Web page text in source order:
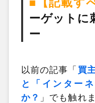
ーゲットに
ー
以前の記事「 買
と「インター
か？ 」でも触れ